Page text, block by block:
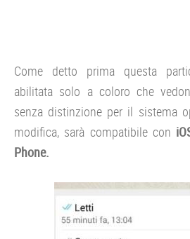
Come detto prima questa
abilitata solo a coloro che
senza distinzione per il sistema
modifica, sarà compatibile con
Phone.